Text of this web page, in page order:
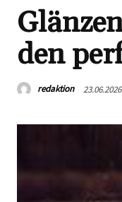
den
redaktion 23.06.2026